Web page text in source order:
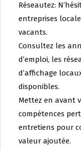
Réseautez:
entreprises
vacants.
Consultez les
d’emploi, les
d’affichage
disponibles.
Mettez en avant
compétences
entretiens pour
valeur ajoutée.